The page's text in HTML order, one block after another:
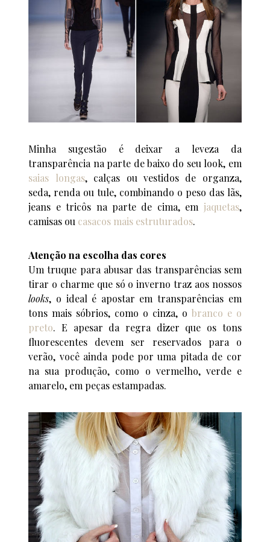
Minha sugestão é deixar a leveza da
transparência na parte de baixo do seu look, em
saias longas, calças ou vestidos de organza,
seda, renda ou tule, combinando o peso das lãs,
jeans e tricôs na parte de cima, em jaquetas,
camisas ou casacos mais estruturados.
Atenção na escolha das cores
Um truque para abusar das transparências sem
tirar o charme que só o inverno traz aos nossos
looks, o ideal é apostar em transparências em
tons mais sóbrios, como o cinza, o branco e o
preto. E apesar da regra dizer que os tons
fluorescentes devem ser reservados para o
verão, você ainda pode por uma pitada de cor
na sua produção, como o vermelho, verde e
amarelo, em peças estampadas.